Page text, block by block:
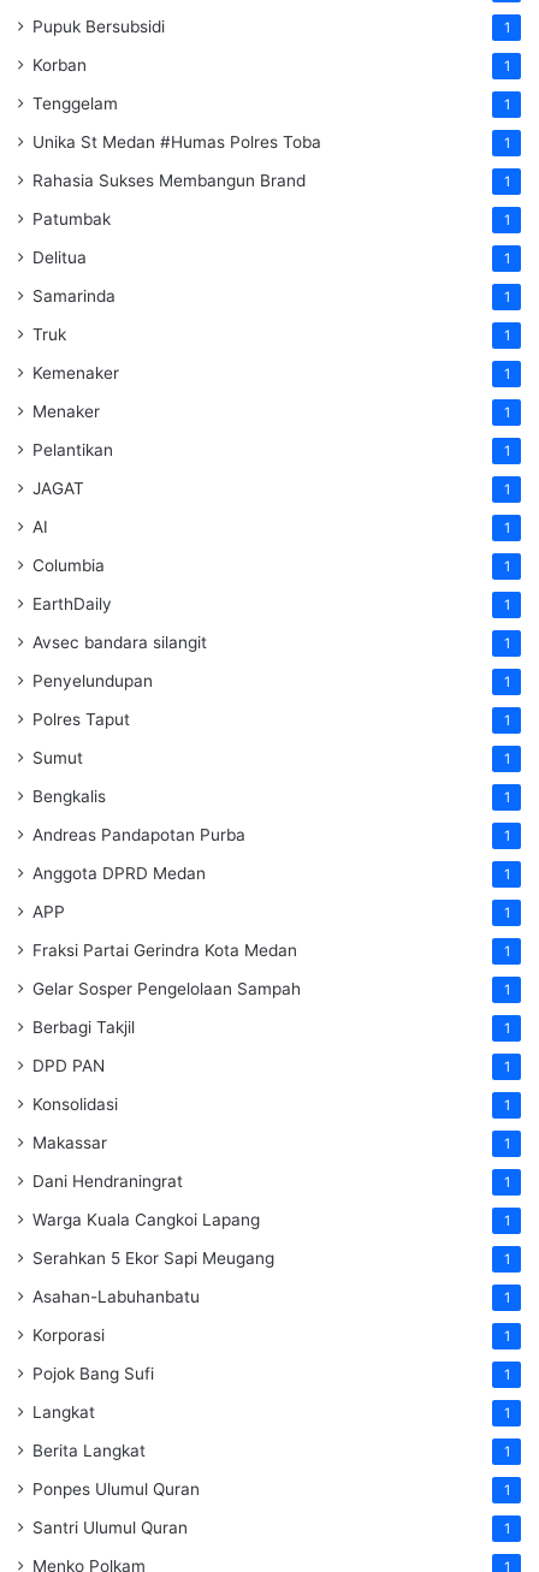
Pupuk Bersubsidi 1
Korban 1
Tenggelam 1
Unika St Medan #Humas Polres Toba 1
Rahasia Sukses Membangun Brand 1
Patumbak 1
Delitua 1
Samarinda 1
Truk 1
Kemenaker 1
Menaker 1
Pelantikan 1
JAGAT 1
AI 1
Columbia 1
EarthDaily 1
Avsec bandara silangit 1
Penyelundupan 1
Polres Taput 1
Sumut 1
Bengkalis 1
Andreas Pandapotan Purba 1
Anggota DPRD Medan 1
APP 1
Fraksi Partai Gerindra Kota Medan 1
Gelar Sosper Pengelolaan Sampah 1
Berbagi Takjil 1
DPD PAN 1
Konsolidasi 1
Makassar 1
Dani Hendraningrat 1
Warga Kuala Cangkoi Lapang 1
Serahkan 5 Ekor Sapi Meugang 1
Asahan-Labuhanbatu 1
Korporasi 1
Pojok Bang Sufi 1
Langkat 1
Berita Langkat 1
Ponpes Ulumul Quran 1
Santri Ulumul Quran 1
Menko Polkam 1